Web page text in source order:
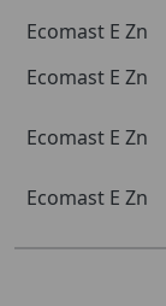
Ecomast E Zn
Ecomast E Zn
Ecomast E Zn
Ecomast E Zn